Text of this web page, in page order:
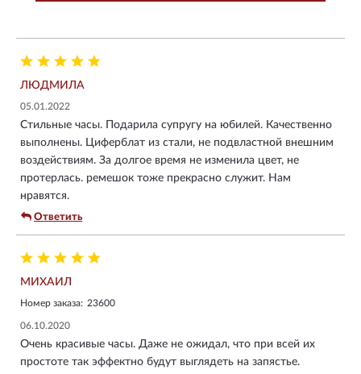
ЛЮДМИЛА
05.01.2022
Стильные часы. Подарила супругу на юбилей. Качественно
выполнены. Циферблат из стали, не подвластной внешним
воздействиям. За долгое время не изменила цвет, не
протерлась. ремешок тоже прекрасно служит. Нам
нравятся.
Ответить
МИХАИЛ
Номер заказа: 23600
06.10.2020
Очень красивые часы. Даже не ожидал, что при всей их
простоте так эффектно будут выглядеть на запястье.